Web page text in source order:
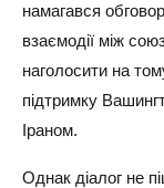
намагався
взаємодії між
наголосити на
підтримку
Іраном.
Однак діалог не